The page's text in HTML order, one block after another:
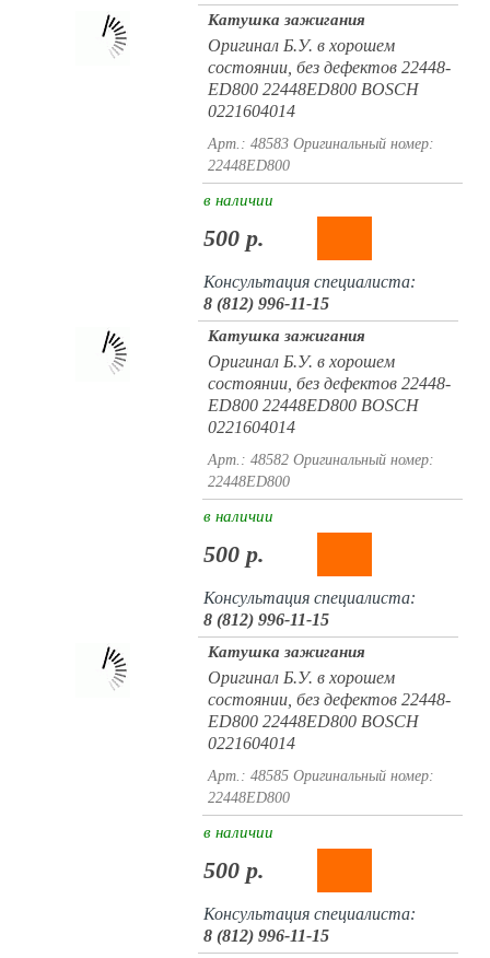
Катушка зажигания
Оригинал Б.У. в хорошем
состоянии, без дефектов 22448-
ED800 22448ED800 BOSCH
0221604014
Арт.: 48583 Оригинальный номер:
22448ED800
в наличии
500 р.
Консультация специалиста:
8 (812) 996-11-15
Катушка зажигания
Оригинал Б.У. в хорошем
состоянии, без дефектов 22448-
ED800 22448ED800 BOSCH
0221604014
Арт.: 48582 Оригинальный номер:
22448ED800
в наличии
500 р.
Консультация специалиста:
8 (812) 996-11-15
Катушка зажигания
Оригинал Б.У. в хорошем
состоянии, без дефектов 22448-
ED800 22448ED800 BOSCH
0221604014
Арт.: 48585 Оригинальный номер:
22448ED800
в наличии
500 р.
Консультация специалиста:
8 (812) 996-11-15